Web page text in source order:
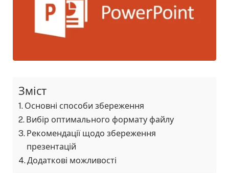
Зміст
Основні способи збереження
Вибір оптимального формату файлу
Рекомендації щодо збереження
презентацій
Додаткові можливості